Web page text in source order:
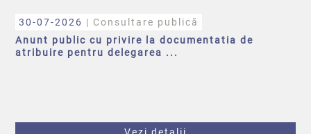
30-07-2026 | Consultare publică
Anunt public cu privire la documentatia de
atribuire pentru delegarea ...